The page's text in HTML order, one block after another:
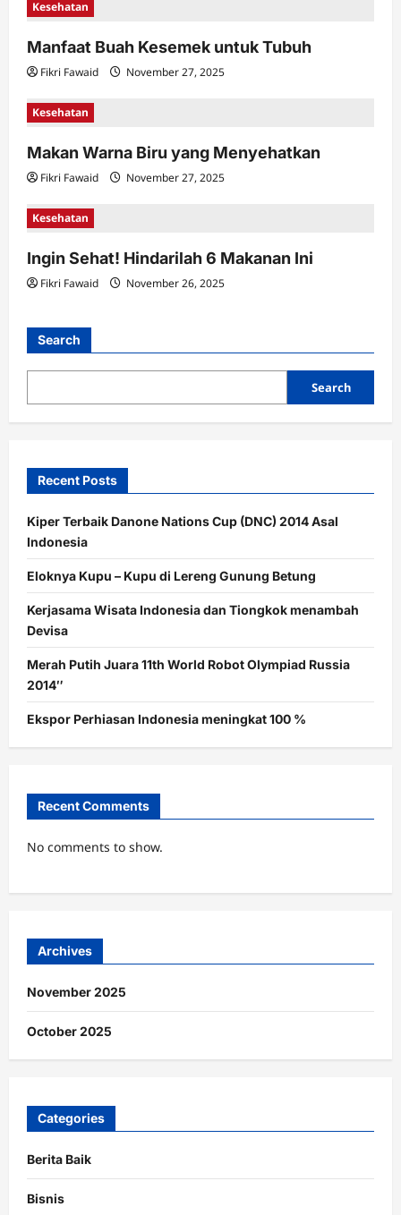
i
o
n
Kesehatan
Manfaat Buah Kesemek untuk Tubuh
Fikri Fawaid November 27, 2025
Kesehatan
Makan Warna Biru yang Menyehatkan
Fikri Fawaid November 27, 2025
Kesehatan
Ingin Sehat! Hindarilah 6 Makanan Ini
Fikri Fawaid November 26, 2025
Search
Search
Recent Posts
Kiper Terbaik Danone Nations Cup (DNC) 2014 Asal
Indonesia
Eloknya Kupu – Kupu di Lereng Gunung Betung
Kerjasama Wisata Indonesia dan Tiongkok menambah
Devisa
Merah Putih Juara 11th World Robot Olympiad Russia
2014″
Ekspor Perhiasan Indonesia meningkat 100 %
Recent Comments
No comments to show.
Archives
November 2025
October 2025
Categories
Berita Baik
Bisnis